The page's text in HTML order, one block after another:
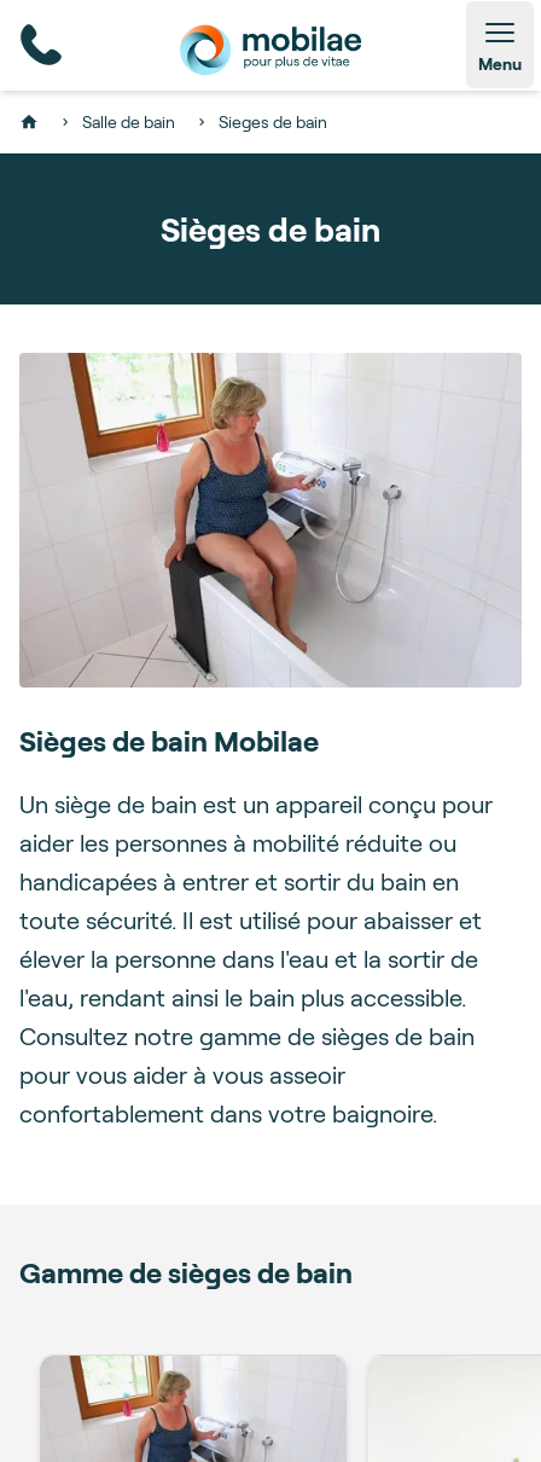
Menu
Home Salle de bain Sieges de bain
Sièges de bain
Sièges de bain Mobilae
Un siège de bain est un appareil conçu pour
aider les personnes à mobilité réduite ou
handicapées à entrer et sortir du bain en
toute sécurité. Il est utilisé pour abaisser et
élever la personne dans l'eau et la sortir de
l'eau, rendant ainsi le bain plus accessible.
Consultez notre gamme de sièges de bain
pour vous aider à vous asseoir
confortablement dans votre baignoire.
Gamme de sièges de bain